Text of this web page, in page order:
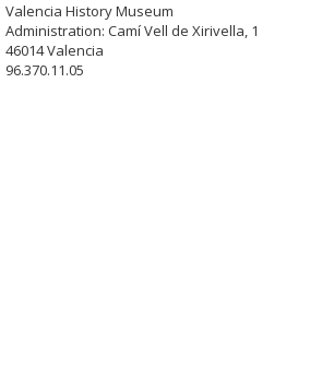
Valencia History Museum
Administration: Camí Vell de Xirivella, 1
46014 Valencia
96.370.11.05